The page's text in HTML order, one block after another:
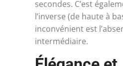
secondes. C’est
l’inverse (de haute à
inconvénient est
intermédiaire.